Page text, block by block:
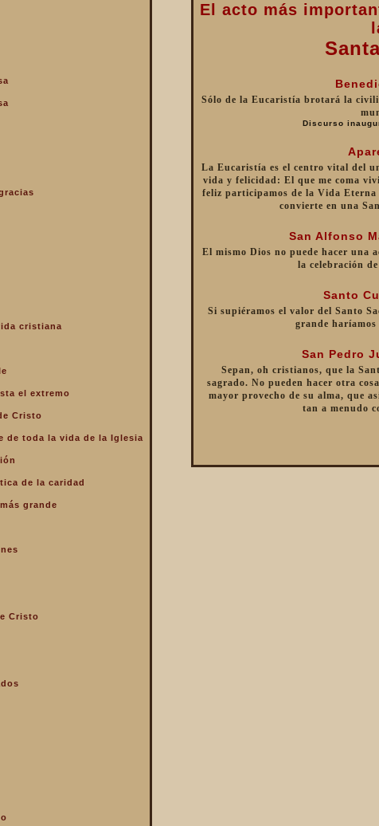
cristiana
el extremo
Cristo
de toda la vida de la Iglesia
de la caridad
grande
Cristo
El acto más
Sólo de la Eucaristía brotará la
Discurso
La Eucaristía es el centro vital del
vida y felicidad: El que me coma
feliz participamos de la Vida
convierte en una
San Alfonso
El mismo Dios no puede hacer una
la celebración
Santo
Si supiéramos el valor del Santo
grande
San Pedro
Sepan, oh cristianos, que la
sagrado. No pueden hacer otra
mayor provecho de su alma, que
tan a menudo